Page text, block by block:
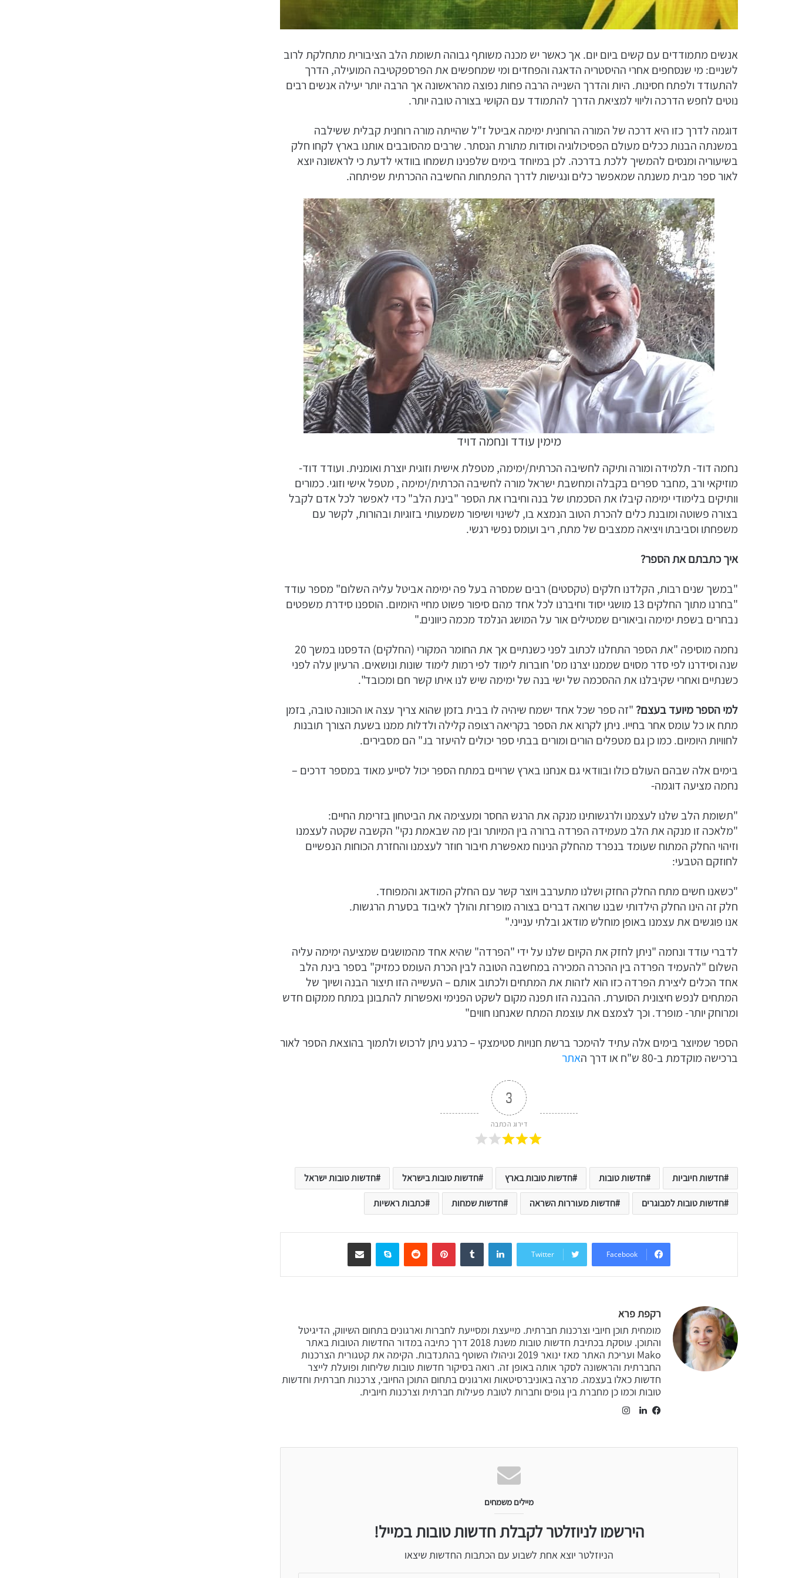
אנשים מתמודדים עם קשים ביום יום. אך כאשר יש מכנה משותף גבוהה תשומת הלב הציבורית מתחלקת לרוב
לשניים: מי שנסחפים אחרי ההיסטריה הדאגה והפחדים ומי שמחפשים את הפרספקטיבה המועילה, הדרך
להתעודד ולפתח חסינות. היות והדרך השנייה הרבה פחות נפוצה מהראשונה אך הרבה יותר יעילה אנשים רבים
נוטים לחפש הדרכה וליווי למציאת הדרך להתמודד עם הקושי בצורה טובה יותר.
דוגמה לדרך כזו היא דרכה של המורה הרוחנית ימימה אביטל ז"ל שהייתה מורה רוחנית קבלית ששילבה
במשנתה הבנות ככלים מעולם הפסיכולוגיה וסודות מתורת הנסתר. שרבים מהסובבים אותנו בארץ לקחו חלק
בשיעוריה ומנסים להמשיך ללכת בדרכה. לכן במיוחד בימים שלפנינו תשמחו בוודאי לדעת כי לראשונה יוצא
לאור ספר מבית משנתה שמאפשר כלים ונגישות לדרך התפתחות החשיבה ההכרתית שפיתחה.
מימין עודד ונחמה דויד
נחמה דוד- תלמידה ומורה ותיקה לחשיבה הכרתית/ימימה, מטפלת אישית וזוגית יוצרת ואומנית. ועודד דוד-
מוזיקאי ורב ,מחבר ספרים בקבלה ומחשבת ישראל מורה לחשיבה הכרתית/ימימה , מטפל אישי וזוגי. כמורים
וותיקים בלימודי ימימה קיבלו את הסכמתו של בנה וחיברו את הספר "בינת הלב" כדי לאפשר לכל אדם לקבל
בצורה פשוטה ומובנת כלים להכרת הטוב הנמצא בו, לשינוי ושיפור משמעותי בזוגיות ובהורות, לקשר עם
משפחתו וסביבתו ויציאה ממצבים של מתח, ריב ועומס נפשי רגשי.
איך כתבתם את הספר?
"במשך שנים רבות, הקלדנו חלקים (טקסטים) רבים שמסרה בעל פה ימימה אביטל עליה השלום" מספר עודד
"בחרנו מתוך החלקים 13 מושגי יסוד וחיברנו לכל אחד מהם סיפור פשוט מחיי היומיום. הוספנו סידרת משפטים
נבחרים בשפת ימימה וביאורים שמטילים אור על המושג הנלמד מכמה כיוונים."
נחמה מוסיפה "את הספר התחלנו לכתוב לפני כשנתיים אך את החומר המקורי (החלקים) הדפסנו במשך 20
שנה וסידרנו לפי סדר מסוים שממנו יצרנו מס' חוברות לימוד לפי רמות לימוד שונות ונושאים. הרעיון עלה לפני
כשנתיים ואחרי שקיבלנו את ההסכמה של ישי בנה של ימימה שיש לנו איתו קשר חם ומכובד".
למי הספר מיועד בעצם?"זה ספר שכל אחד ישמח שיהיה לו בבית בזמן שהוא צריך עצה או הכוונה טובה, בזמן
מתח או כל עומס אחר בחייו. ניתן לקרוא את הספר בקריאה רצופה קלילה ולדלות ממנו בשעת הצורך תובנות
לחוויות היומיום. כמו כן גם מטפלים הורים ומורים בבתי ספר יכולים להיעזר בו." הם מסבירים.
בימים אלה שבהם העולם כולו ובוודאי גם אנחנו בארץ שרויים במתח הספר יכול לסייע מאוד במספר דרכים –
נחמה מציעה דוגמה-
"תשומת הלב שלנו לעצמנו ולרגשותינו מנקה את הרגש החסר ומעצימה את הביטחון בזרימת החיים:
"מלאכה זו מנקה את הלב מעמידה הפרדה ברורה בין המיותר ובין מה שבאמת נקי" הקשבה שקטה לעצמנו
וזיהוי החלק המתוח שעומד בנפרד מהחלק הנינוח מאפשרת חיבור חוזר לעצמנו והחזרת הכוחות הנפשיים
לחוזקם הטבעי:
"כשאנו חשים מתח החלק החזק ושלנו מתערבב ויוצר קשר עם החלק המודאג והמפוחד.
חלק זה הינו החלק הילדותי שבנו שרואה דברים בצורה מופרזת והולך לאיבוד בסערת הרגשות.
אנו פוגשים את עצמנו באופן מוחלש מודאג ובלתי ענייני."
לדברי עודד ונחמה "ניתן לחזק את הקיום שלנו על ידי "הפרדה" שהיא אחד מהמושגים שמציעה ימימה עליה
השלום "להעמיד הפרדה בין ההכרה המכירה במחשבה הטובה לבין הכרת העומס כמזיק" בספר בינת הלב
אחד הכלים ליצירת הפרדה כזו הוא לזהות את המתחים ולכתוב אותם – העשייה הזו תיצור הבנה ושיוך של
המתחים לנפש חיצונית הסוערת. ההבנה הזו תפנה מקום לשקט הפנימי ואפשרות להתבונן במתח ממקום חדש
ומרוחק יותר- מופרד. וכך לצמצם את עוצמת המתח שאנחנו חווים"
הספר שמיוצר בימים אלה עתיד להימכר ברשת חנויות סטימצקי – כרגע ניתן לרכוש ולתמוך בהוצאת הספר לאור
ברכישה מוקדמת ב-80 ש"ח או דרך ה
אתר
3
דירוג הכתבה
חדשות חיוביות חדשות טובות חדשות טובות בארץ חדשות טובות בישראל חדשות טובות ישראל
חדשות טובות למבוגרים חדשות מעוררות השראה חדשות שמחות כתבות ראשיות
Facebook
Twitter
LinkedIn
Tumblr
Pinterest
Reddit
Skypeשיתוף דרך המייל
רקפת פרא
מומחית תוכן חיובי וצרכנות חברתית. מייעצת ומסייעת לחברות וארגונים בתחום השיווק, הדיגיטל
והתוכן. עוסקת בכתיבת חדשות טובות משנת 2018 דרך כתיבה במדור החדשות הטובות באתר
Mako ועריכת האתר מאז ינואר 2019 וניהולו השוטף בהתנדבות. הקימה את קטגורית הצרכנות
החברתית והראשונה לסקר אותה באופן זה. רואה בסיקור חדשות טובות שליחות ופועלת לייצר
חדשות כאלו בעצמה. מרצה באוניברסיטאות וארגונים בתחום התוכן החיובי, צרכנות חברתית וחדשות
טובות וכמו כן מחברת בין גופים וחברות לטובת פעילות חברתית וצרכנות חיובית.
מיילים משמחים
הירשמו לניוזלטר לקבלת חדשות טובות במייל!
הניוזלטר יוצא אחת לשבוע עם הכתבות החדשות שיצאו